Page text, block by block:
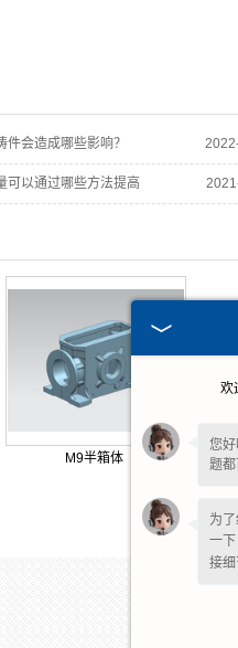
会造成哪些影响？
可以通过哪些方法提高
M9半箱体
欢
您
题都
为
一下
接细